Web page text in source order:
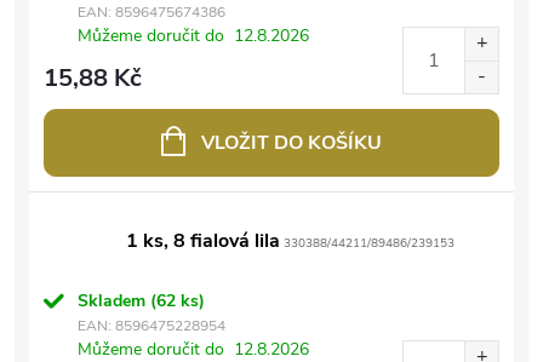
EAN: 8596475674386
Můžeme doručit do 12.8.2026
15,88 Kč
VLOŽIT DO KOŠÍKU
1 ks, 8 fialová lila 330388/44211/89486/239153
Skladem (62 ks)
EAN: 8596475228954
Můžeme doručit do 12.8.2026